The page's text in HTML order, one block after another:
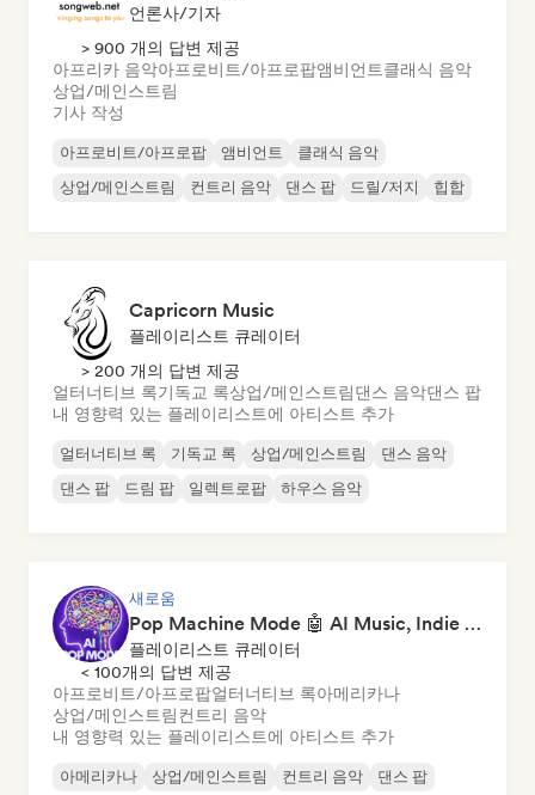
언론사/기자
> 900 개의 답변 제공
아프리카 음악아프로비트/아프로팝앰비언트클래식 음악
상업/메인스트림
기사 작성
아프로비트/아프로팝 앰비언트
클래식 음악
상업/메인스트림
컨트리 음악 댄스 팝 드릴/저지 힙합
Capricorn Music
플레이리스트 큐레이터
> 200 개의 답변 제공
얼터너티브 록기독교 록상업/메인스트림댄스 음악댄스 팝
내 영향력 있는 플레이리스트에 아티스트 추가
얼터너티브 록 기독교 록 상업/메인스트림
댄스 음악
댄스 팝
드림 팝 일렉트로팝 하우스 음악
새로움
Pop Machine Mode 🤖 AI Music, Indie Pop & Dream Pop
플레이리스트 큐레이터
< 100개의 답변 제공
아프로비트/아프로팝얼터너티브 록아메리카나
상업/메인스트림컨트리 음악
내 영향력 있는 플레이리스트에 아티스트 추가
아메리카나 상업/메인스트림 컨트리 음악 댄스 팝